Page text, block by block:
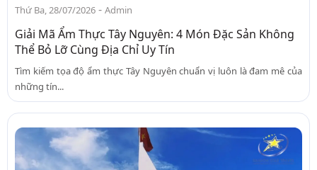
Thứ Ba, 28/07/2026 - Admin
Giải Mã Ẩm Thực Tây Nguyên: 4 Món Đặc Sản Không
Thể Bỏ Lỡ Cùng Địa Chỉ Uy Tín
Tìm kiếm tọa độ ẩm thực Tây Nguyên chuẩn vị luôn là đam mê của
những tín...